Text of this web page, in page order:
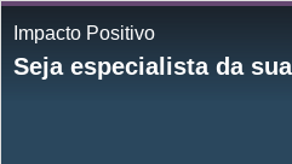
Impacto Positivo